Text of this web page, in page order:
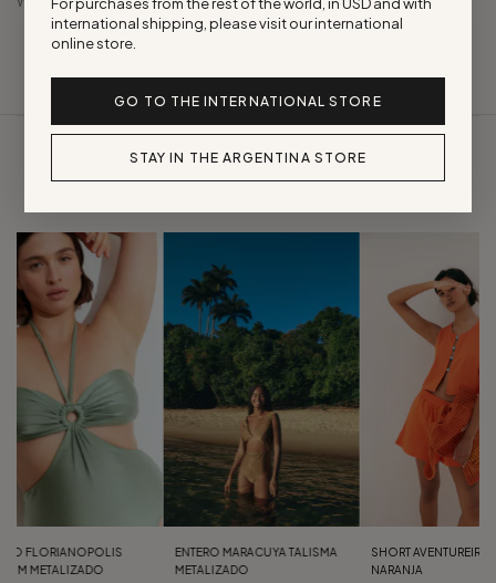
Entero con tiras frontales que se cruzan a la altura del pecho.
Medidas de referencia: La modelo usa un talle S.
Composición: 80% Poliamida, 20% Elastano.
eso te recomendamos que el cuidado sea con amor:
•Lava tu ITA a mano con agua fría y jabón neutro.
•Sécala a la sombra.
•No la laves en lavarropas ni la centrifugues, eso puede dañar su tela.
•Evitá el roce con superficies ásperas.
Hecho en Argentina con pasión y dedicación.
FLORIANOPOLIS
METALIZADO
ENTERO MARACUYA TALISMA
METALIZADO
SHORT AVENTUREIRO
NARANJA
international shipping, please visit our international
online store.
GO TO THE INTERNATIONAL STORE
STAY IN THE ARGENTINA STORE